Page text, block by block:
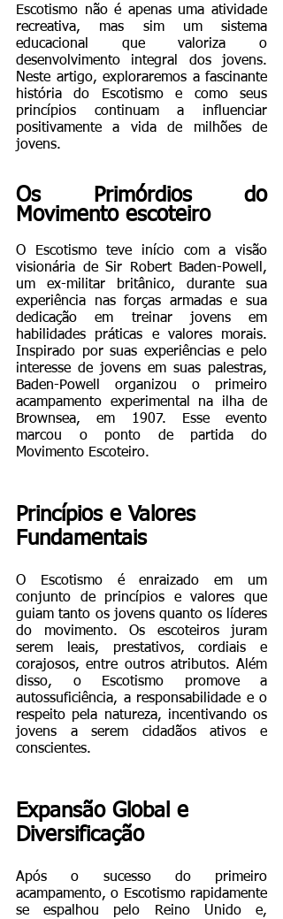
Escotismo não é apenas uma atividade
recreativa, mas sim um sistema
educacional que valoriza o
desenvolvimento integral dos jovens.
Neste artigo, exploraremos a fascinante
história do Escotismo e como seus
princípios continuam a influenciar
positivamente a vida de milhões de
jovens.
Os Primórdios do
Movimento escoteiro
O Escotismo teve início com a visão
visionária de Sir Robert Baden-Powell,
um ex-militar britânico, durante sua
experiência nas forças armadas e sua
dedicação em treinar jovens em
habilidades práticas e valores morais.
Inspirado por suas experiências e pelo
interesse de jovens em suas palestras,
Baden-Powell organizou o primeiro
acampamento experimental na ilha de
Brownsea, em 1907. Esse evento
marcou o ponto de partida do
Movimento Escoteiro.
Princípios e Valores
Fundamentais
O Escotismo é enraizado em um
conjunto de princípios e valores que
guiam tanto os jovens quanto os líderes
do movimento. Os escoteiros juram
serem leais, prestativos, cordiais e
corajosos, entre outros atributos. Além
disso, o Escotismo promove a
autossuficiência, a responsabilidade e o
respeito pela natureza, incentivando os
jovens a serem cidadãos ativos e
conscientes.
Expansão Global e
Diversificação
Após o sucesso do primeiro
acampamento, o Escotismo rapidamente
se espalhou pelo Reino Unido e,